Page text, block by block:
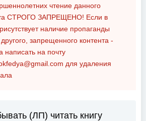
чтение данного
СТРОГО ЗАПРЕЩЕНО! Если в
наличие пропаганды
запрещенного контента -
написать на почту
для удаления
(ЛП) читать книгу